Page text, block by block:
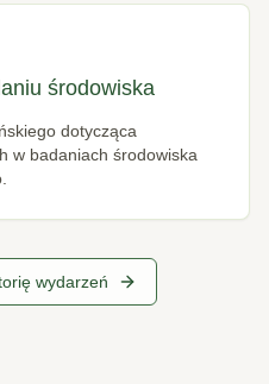
środowiska
dotycząca
w badaniach środowiska
wydarzeń